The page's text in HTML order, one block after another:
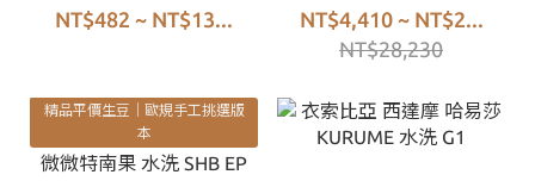
NT$482 ~ NT$13...
NT$4,410 ~ NT$2...
NT$28,230
精品平價生豆｜歐規手工挑選版
本